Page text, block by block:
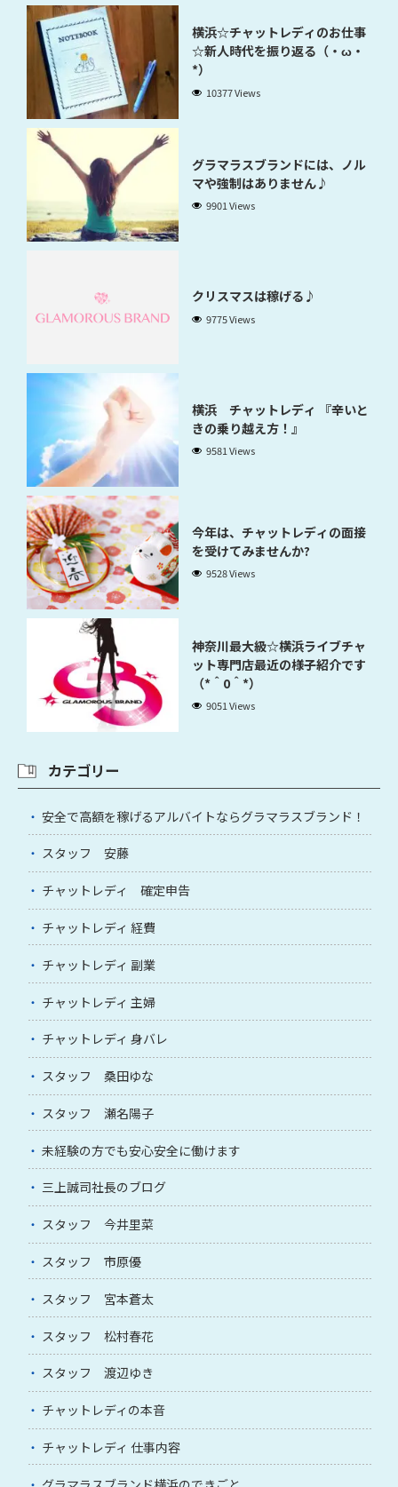
横浜☆チャットレディのお仕事
☆新人時代を振り返る（・ω・
*）
10377 Views
グラマラスブランドには、ノル
マや強制はありません♪
9901 Views
クリスマスは稼げる♪
9775 Views
横浜 チャットレディ 『辛いと
きの乗り越え方！』
9581 Views
今年は、チャットレディの面接
を受けてみませんか?
9528 Views
神奈川最大級☆横浜ライブチャ
ット専門店最近の様子紹介です
（*＾0＾*）
9051 Views
カテゴリー
安全で高額を稼げるアルバイトならグラマラスブランド！
スタッフ 安藤
チャットレディ 確定申告
チャットレディ 経費
チャットレディ 副業
チャットレディ 主婦
チャットレディ 身バレ
スタッフ 桑田ゆな
スタッフ 瀬名陽子
未経験の方でも安心安全に働けます
三上誠司社長のブログ
スタッフ 今井里菜
スタッフ 市原優
スタッフ 宮本蒼太
スタッフ 松村春花
スタッフ 渡辺ゆき
チャットレディの本音
チャットレディ 仕事内容